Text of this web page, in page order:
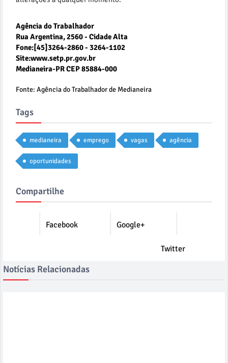
Agência do Trabalhador
Rua Argentina, 2560 - Cidade Alta
Fone:[45]3264-2860 - 3264-1102
Site:www.setp.pr.gov.br
Medianeira-PR CEP 85884-000
Fonte: Agência do Trabalhador de Medianeira
Tags
medianeira emprego vagas agência
oportunidades
Compartilhe
Facebook Google+
Twitter
Notícias Relacionadas